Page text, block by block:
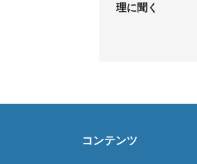
理に聞く
コンテンツ